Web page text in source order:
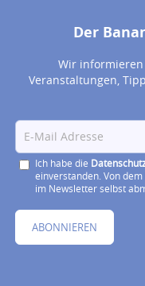
Der
Wir informieren
Veranstaltungen,
Ich habe die
einverstanden. Von
im Newsletter selbst
ABONNIEREN